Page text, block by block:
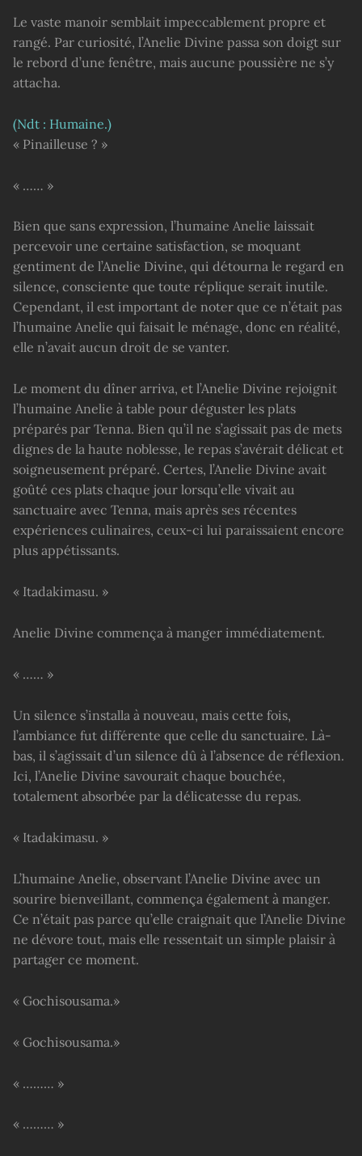
Le vaste manoir semblait impeccablement propre et
rangé. Par curiosité, l’Anelie Divine passa son doigt sur
le rebord d’une fenêtre, mais aucune poussière ne s’y
attacha.
(Ndt : Humaine.)
« Pinailleuse ? »
« …… »
Bien que sans expression, l’humaine Anelie laissait
percevoir une certaine satisfaction, se moquant
gentiment de l’Anelie Divine, qui détourna le regard en
silence, consciente que toute réplique serait inutile.
Cependant, il est important de noter que ce n’était pas
l’humaine Anelie qui faisait le ménage, donc en réalité,
elle n’avait aucun droit de se vanter.
Le moment du dîner arriva, et l’Anelie Divine rejoignit
l’humaine Anelie à table pour déguster les plats
préparés par Tenna. Bien qu’il ne s’agissait pas de mets
dignes de la haute noblesse, le repas s’avérait délicat et
soigneusement préparé. Certes, l’Anelie Divine avait
goûté ces plats chaque jour lorsqu’elle vivait au
sanctuaire avec Tenna, mais après ses récentes
expériences culinaires, ceux-ci lui paraissaient encore
plus appétissants.
« Itadakimasu. »
Anelie Divine commença à manger immédiatement.
« …… »
Un silence s’installa à nouveau, mais cette fois,
l’ambiance fut différente que celle du sanctuaire. Là-
bas, il s’agissait d’un silence dû à l’absence de réflexion.
Ici, l’Anelie Divine savourait chaque bouchée,
totalement absorbée par la délicatesse du repas.
« Itadakimasu. »
L’humaine Anelie, observant l’Anelie Divine avec un
sourire bienveillant, commença également à manger.
Ce n’était pas parce qu’elle craignait que l’Anelie Divine
ne dévore tout, mais elle ressentait un simple plaisir à
partager ce moment.
« Gochisousama.»
« Gochisousama.»
« ……… »
« ……… »